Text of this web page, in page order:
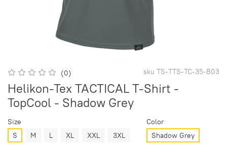
(0) sku TS-TTS-TC-35-B03
Helikon-Tex TACTICAL T-Shirt -
TopCool - Shadow Grey
Size
S
M L XL XXL 3XL
Color
Shadow Grey